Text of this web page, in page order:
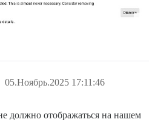
05.Ноябрь.2025 17:11:46
должно отображаться на нашем